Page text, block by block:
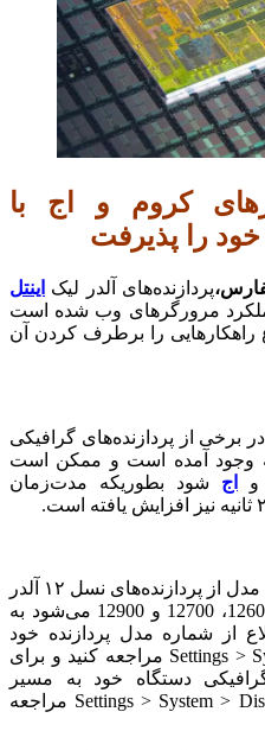
کروم و اج با
خود را پذیرفت
پردازنده‌های آلدر لیک اینتل
مرورگرهای وب شده است
راهکارهایی را برطرف کردن آن
برخی از پردازنده‌های گرافیکی
به وجود آمده است و‌ ممکن است
و اج شود بطوریکه مدت‌زمان
به‌گفته اینتل، مشکل مذکور در ۱۸ مدل از پردازنده‌های نسل ۱۲ آلدر
لیک که شامل مدل‌های 12500، 12600، 12700 و 12900 می‌شود‌ به
از شماره مدل پردازنده خود
می‌توانید‌ به مسیر Settings > System > About مراجعه کنید و برای
دستگاه خود به مسیر
Settings > System > Display > Advanced display settings مراجعه